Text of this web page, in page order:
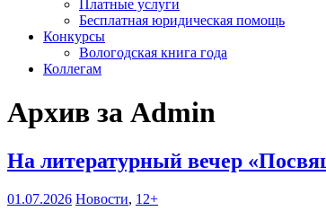
Платные услуги
Бесплатная юридическая помощь
Конкурсы
Вологодская книга года
Коллегам
Архив за Admin
На литературный вечер
01.07.2026 Новости, 12+